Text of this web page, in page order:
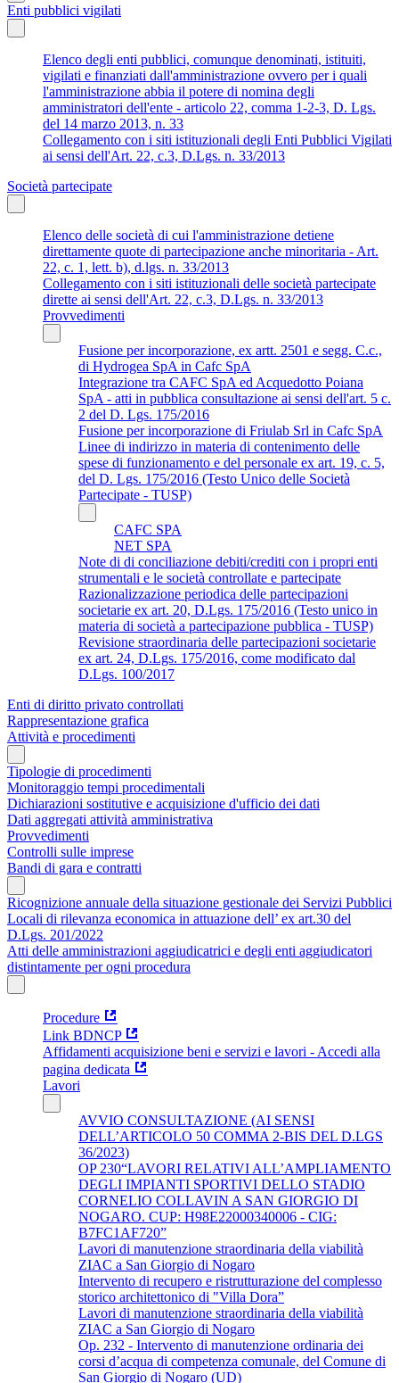
Enti pubblici vigilati
Elenco degli enti pubblici, comunque denominati, istituiti,
vigilati e finanziati dall'amministrazione ovvero per i quali
l'amministrazione abbia il potere di nomina degli
amministratori dell'ente - articolo 22, comma 1-2-3, D. Lgs.
del 14 marzo 2013, n. 33
Collegamento con i siti istituzionali degli Enti Pubblici Vigilati
ai sensi dell'Art. 22, c.3, D.Lgs. n. 33/2013
Società partecipate
Elenco delle società di cui l'amministrazione detiene
direttamente quote di partecipazione anche minoritaria - Art.
22, c. 1, lett. b), d.lgs. n. 33/2013
Collegamento con i siti istituzionali delle società partecipate
dirette ai sensi dell'Art. 22, c.3, D.Lgs. n. 33/2013
Provvedimenti
Fusione per incorporazione, ex artt. 2501 e segg. C.c.,
di Hydrogea SpA in Cafc SpA
Integrazione tra CAFC SpA ed Acquedotto Poiana
SpA - atti in pubblica consultazione ai sensi dell'art. 5 c.
2 del D. Lgs. 175/2016
Fusione per incorporazione di Friulab Srl in Cafc SpA
Linee di indirizzo in materia di contenimento delle
spese di funzionamento e del personale ex art. 19, c. 5,
del D. Lgs. 175/2016 (Testo Unico delle Società
Partecipate - TUSP)
CAFC SPA
NET SPA
Note di di conciliazione debiti/crediti con i propri enti
strumentali e le società controllate e partecipate
Razionalizzazione periodica delle partecipazioni
societarie ex art. 20, D.Lgs. 175/2016 (Testo unico in
materia di società a partecipazione pubblica - TUSP)
Revisione straordinaria delle partecipazioni societarie
ex art. 24, D.Lgs. 175/2016, come modificato dal
D.Lgs. 100/2017
Enti di diritto privato controllati
Rappresentazione grafica
Attività e procedimenti
Tipologie di procedimenti
Monitoraggio tempi procedimentali
Dichiarazioni sostitutive e acquisizione d'ufficio dei dati
Dati aggregati attività amministrativa
Provvedimenti
Controlli sulle imprese
Bandi di gara e contratti
Ricognizione annuale della situazione gestionale dei Servizi Pubblici
Locali di rilevanza economica in attuazione dell’ ex art.30 del
D.Lgs. 201/2022
Atti delle amministrazioni aggiudicatrici e degli enti aggiudicatori
distintamente per ogni procedura
Procedure
Link BDNCP
Affidamenti acquisizione beni e servizi e lavori - Accedi alla
pagina dedicata
Lavori
AVVIO CONSULTAZIONE (AI SENSI
DELL’ARTICOLO 50 COMMA 2-BIS DEL D.LGS
36/2023)
OP 230“LAVORI RELATIVI ALL’AMPLIAMENTO
DEGLI IMPIANTI SPORTIVI DELLO STADIO
CORNELIO COLLAVIN A SAN GIORGIO DI
NOGARO. CUP: H98E22000340006 - CIG:
B7FC1AF720”
Lavori di manutenzione straordinaria della viabilità
ZIAC a San Giorgio di Nogaro
Intervento di recupero e ristrutturazione del complesso
storico architettonico di "Villa Dora”
Lavori di manutenzione straordinaria della viabilità
ZIAC a San Giorgio di Nogaro
Op. 232 - Intervento di manutenzione ordinaria dei
corsi d’acqua di competenza comunale, del Comune di
San Giorgio di Nogaro (UD)